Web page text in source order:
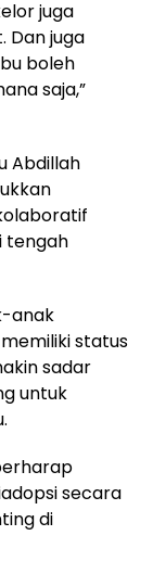
juga
Dan juga
boleh
saja,”
Abdillah
tengah
anak
status
sadar
untuk
secara
di